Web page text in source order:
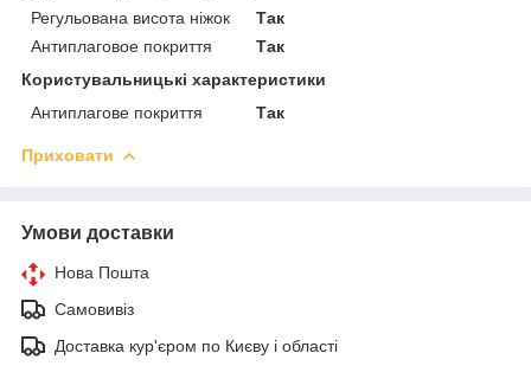
Регульована висота ніжок
Так
Антиплаговое покриття
Так
Користувальницькі характеристики
Антиплагове покриття
Так
Приховати
Умови доставки
Нова Пошта
Самовивіз
Доставка кур'єром по Києву і області